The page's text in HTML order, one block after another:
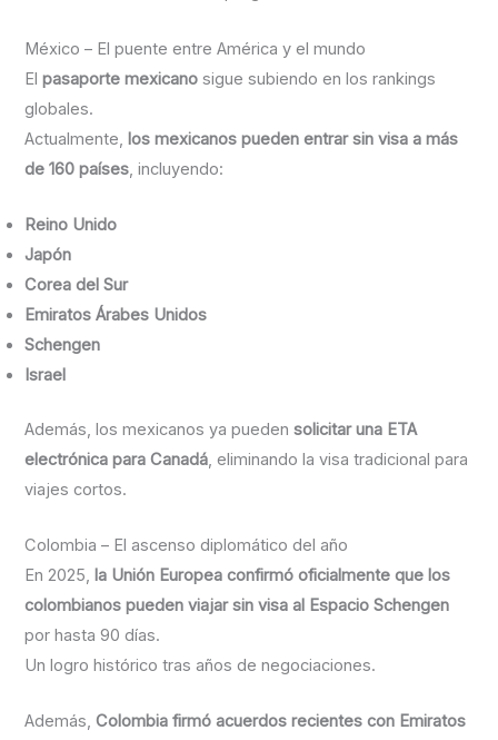
México – El puente entre América y el mundo
Elpasaporte mexicano sigue subiendo en los rankings
globales.
Actualmente, los mexicanos pueden entrar sin visa a más
de 160 países , incluyendo:
Reino Unido
Japón
Corea del Sur
Emiratos Árabes Unidos
Schengen
Israel
Además, los mexicanos ya puedensolicitar una ETA
electrónica para Canadá, eliminando la visa tradicional para
viajes cortos.
Colombia – El ascenso diplomático del año
En 2025, la Unión Europea confirmó oficialmente que los
colombianos pueden viajar sin visa al Espacio Schengen
por hasta 90 días.
Un logro histórico tras años de negociaciones.
Además,Colombia firmó acuerdos recientes con Emiratos